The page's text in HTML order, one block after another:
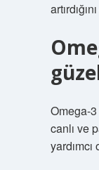
Omega-3
canlı ve
yardımcı